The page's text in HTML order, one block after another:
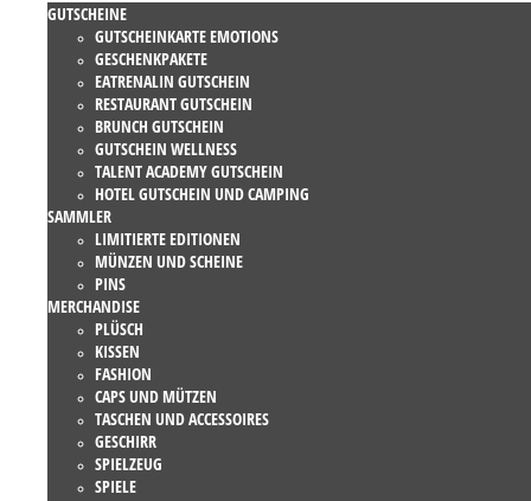
GUTSCHEINE
GUTSCHEINKARTE EMOTIONS
GESCHENKPAKETE
EATRENALIN GUTSCHEIN
RESTAURANT GUTSCHEIN
BRUNCH GUTSCHEIN
GUTSCHEIN WELLNESS
TALENT ACADEMY GUTSCHEIN
HOTEL GUTSCHEIN UND CAMPING
SAMMLER
LIMITIERTE EDITIONEN
MÜNZEN UND SCHEINE
PINS
MERCHANDISE
PLÜSCH
KISSEN
FASHION
CAPS UND MÜTZEN
TASCHEN UND ACCESSOIRES
GESCHIRR
SPIELZEUG
SPIELE